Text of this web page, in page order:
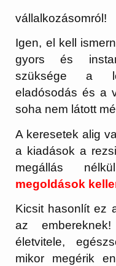
vállalkozásomról!
Igen, el kell
gyors és
szüksége a
eladósodás és a
soha nem látott
A keresetek alig
a kiadások a
megállás
megoldások
Kicsit hasonlít ez
az
életvitele,
mikor megérik